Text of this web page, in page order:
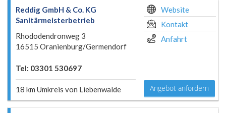
Reddig GmbH & Co. KG
Sanitärmeisterbetrieb
Rhododendronweg 3
16515 Oranienburg/Germendorf
Tel: 03301 530697
18 km Umkreis von Liebenwalde
Website
Kontakt
Anfahrt
Angebot anfordern